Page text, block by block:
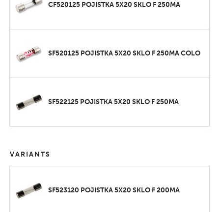
CF520125 POJISTKA 5X20 SKLO F 250MA
SF520125 POJISTKA 5X20 SKLO F 250MA COLO
SF522125 POJISTKA 5X20 SKLO F 250MA
VARIANTS
SF523120 POJISTKA 5X20 SKLO F 200MA